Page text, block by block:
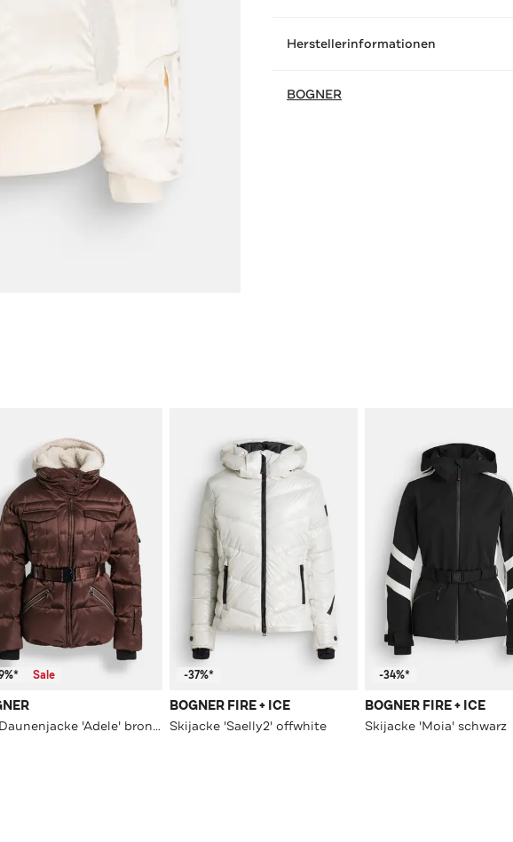
Herstellerinformationen
BOGNER
Sale
Ski-Daunenjacke 'Adele' bronze
-37%*
BOGNER FIRE + ICE
Skijacke 'Saelly2' offwhite
-34%*
BOGNER FIRE + ICE
Skijacke 'Moia' schwarz